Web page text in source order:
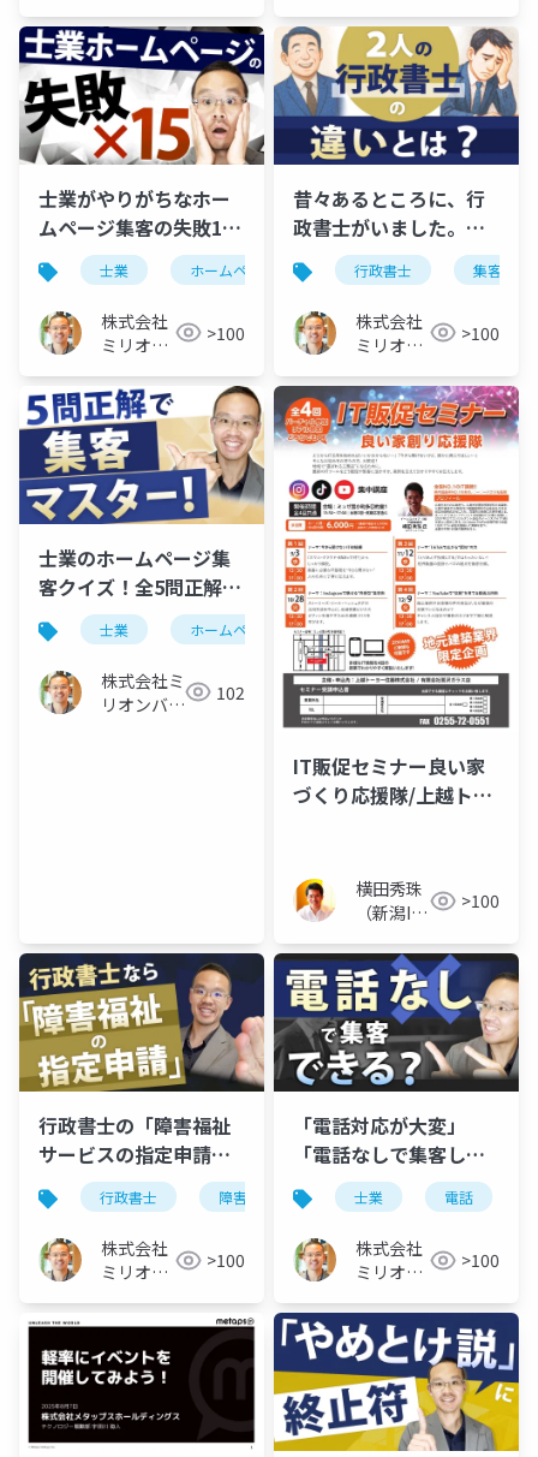
士業がやりがちなホー
ムページ集客の失敗15
選｜改善ポイントと成
功の秘訣
士業 ホームページ 集客
株式会社
ミリオン
>100
昔々あるところに、行
政書士がいました。集
客・営業の成否の差
は？
行政書士 集客
株式会社
ミリオン
>100
士業のホームページ集
客クイズ！全5問正解で
きる？士業 ホームページ 集客
株式会社ミ
リオンバリ
102
IT販促セミナー良い家
づくり応援隊/上越トー
横田秀珠
（新潟IT
タント）
>100
行政書士の「障害福祉
サービスの指定申請」
がお勧めの理由
行政書士 障害福祉サービス 指定申請
株式会社
ミリオン
>100
「電話対応が大変」
「電話なしで集客した
い」士業の先生へ
士業 電話
株式会社
ミリオン
>100